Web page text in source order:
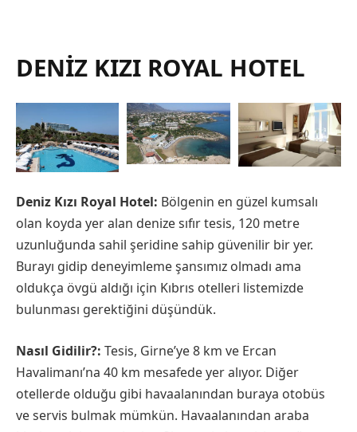
DENIZ KIZI ROYAL HOTEL
Deniz Kızı Royal Hotel: Bölgenin en güzel kumsalı
olan koyda yer alan denize sıfır tesis, 120 metre
uzunluğunda sahil şeridine sahip güvenilir bir yer.
Burayı gidip deneyimleme şansımız olmadı ama
oldukça övgü aldığı için Kıbrıs otelleri listemizde
bulunması gerektiğini düşündük.
Nasıl Gidilir?: Tesis, Girne’ye 8 km ve Ercan
Havalimanı’na 40 km mesafede yer alıyor. Diğer
otellerde olduğu gibi havaalanından buraya otobüs
ve servis bulmak mümkün. Havaalanından araba